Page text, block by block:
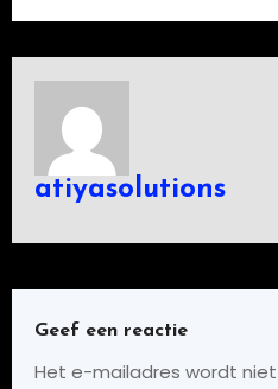
atiyasolutions
Geef een reactie
Het e-mailadres wordt